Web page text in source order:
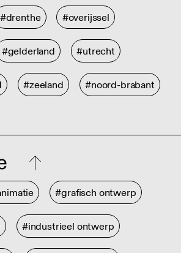
#drenthe #overijssel
#gelderland #utrecht
#zeeland #noord-brabant
#grafisch ontwerp
#industrieel ontwerp